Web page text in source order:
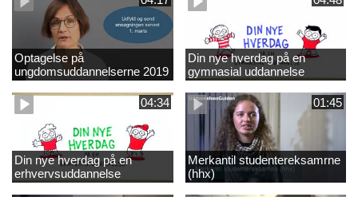
Optagelse på
ungdomsuddannelserne 2019
Din nye hverdag på en
gymnasial uddannelse
04:34
Din nye hverdag på en
erhvervsuddannelse
01:45
Merkantil studentereksamrne
(hhx)